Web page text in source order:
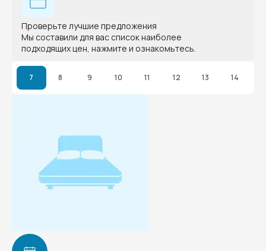
Проверьте лучшие предложения
Мы составили для вас список наиболее
подходящих цен, нажмите и ознакомьтесь.
7 8 9 10 11 12 13 14